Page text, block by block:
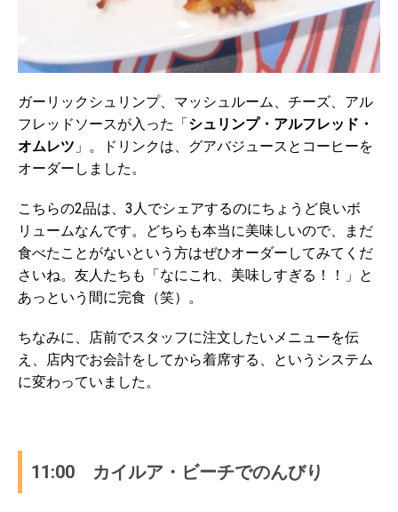
ガーリックシュリンプ、マッシュルーム、チーズ、アル
フレッドソースが入った「シュリンプ・アルフレッド・
オムレツ 」。ドリンクは、グアバジュースとコーヒーを
オーダーしました。
こちらの2品は、3人でシェアするのにちょうど良いボ
リュームなんです。どちらも本当に美味しいので、まだ
食べたことがないという方はぜひオーダーしてみてくだ
さいね。友人たちも「なにこれ、美味しすぎる！！」と
あっという間に完食（笑）。
ちなみに、店前でスタッフに注文したいメニューを伝
え、店内でお会計をしてから着席する、というシステム
に変わっていました。
11:00 カイルア・ビーチでのんびり